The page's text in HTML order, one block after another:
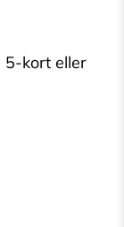
5-kort eller